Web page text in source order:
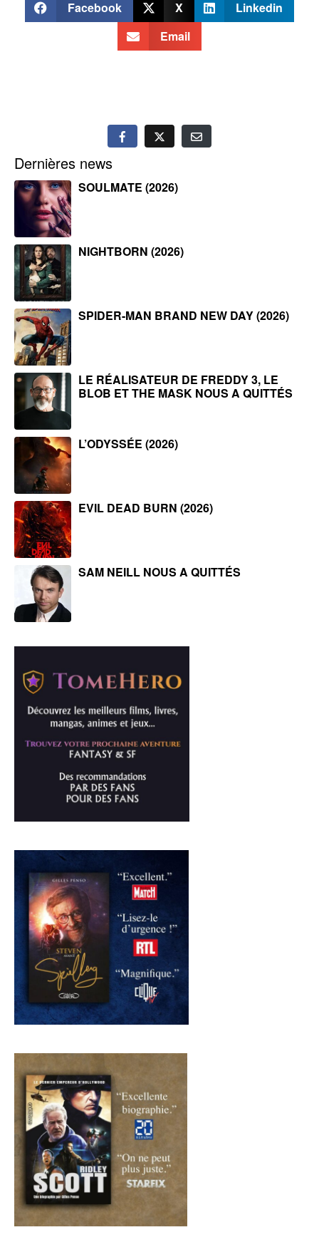
Facebook X
Linkedin
Email
Dernières news
SOULMATE (2026)
NIGHTBORN (2026)
SPIDER-MAN BRAND NEW DAY (2026)
LE RÉALISATEUR DE FREDDY 3, LE
BLOB ET THE MASK NOUS A QUITTÉS
L’ODYSSÉE (2026)
EVIL DEAD BURN (2026)
SAM NEILL NOUS A QUITTÉS